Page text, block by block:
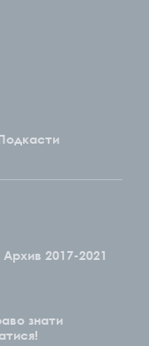
Архив 2017-2021
знати